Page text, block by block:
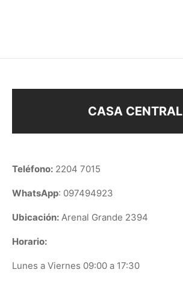
CASA CENTRAL
Teléfono: 2204 7015
WhatsApp: 097494923
Ubicación: Arenal Grande 2394
Horario:
Lunes a Viernes 09:00 a 17:30